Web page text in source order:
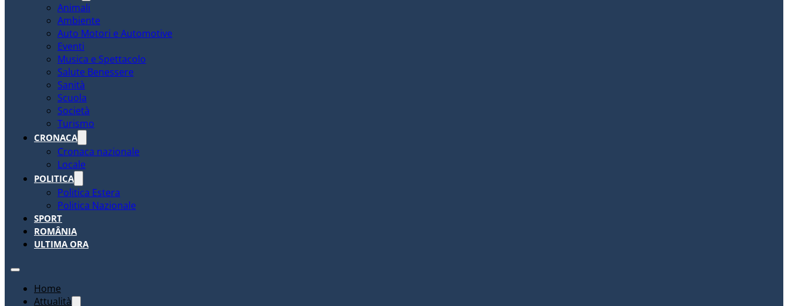
Animali
Ambiente
Auto Motori e Automotive
Eventi
Musica e Spettacolo
Salute Benessere
Sanità
Scuola
Società
Turismo
CRONACA
Cronaca nazionale
Locale
POLITICA
Politica Estera
Politica Nazionale
SPORT
ROMÂNIA
ULTIMA ORA
Home
Attualità